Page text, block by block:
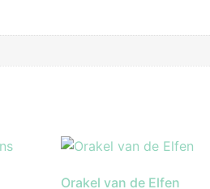
Orakel van de Elfen